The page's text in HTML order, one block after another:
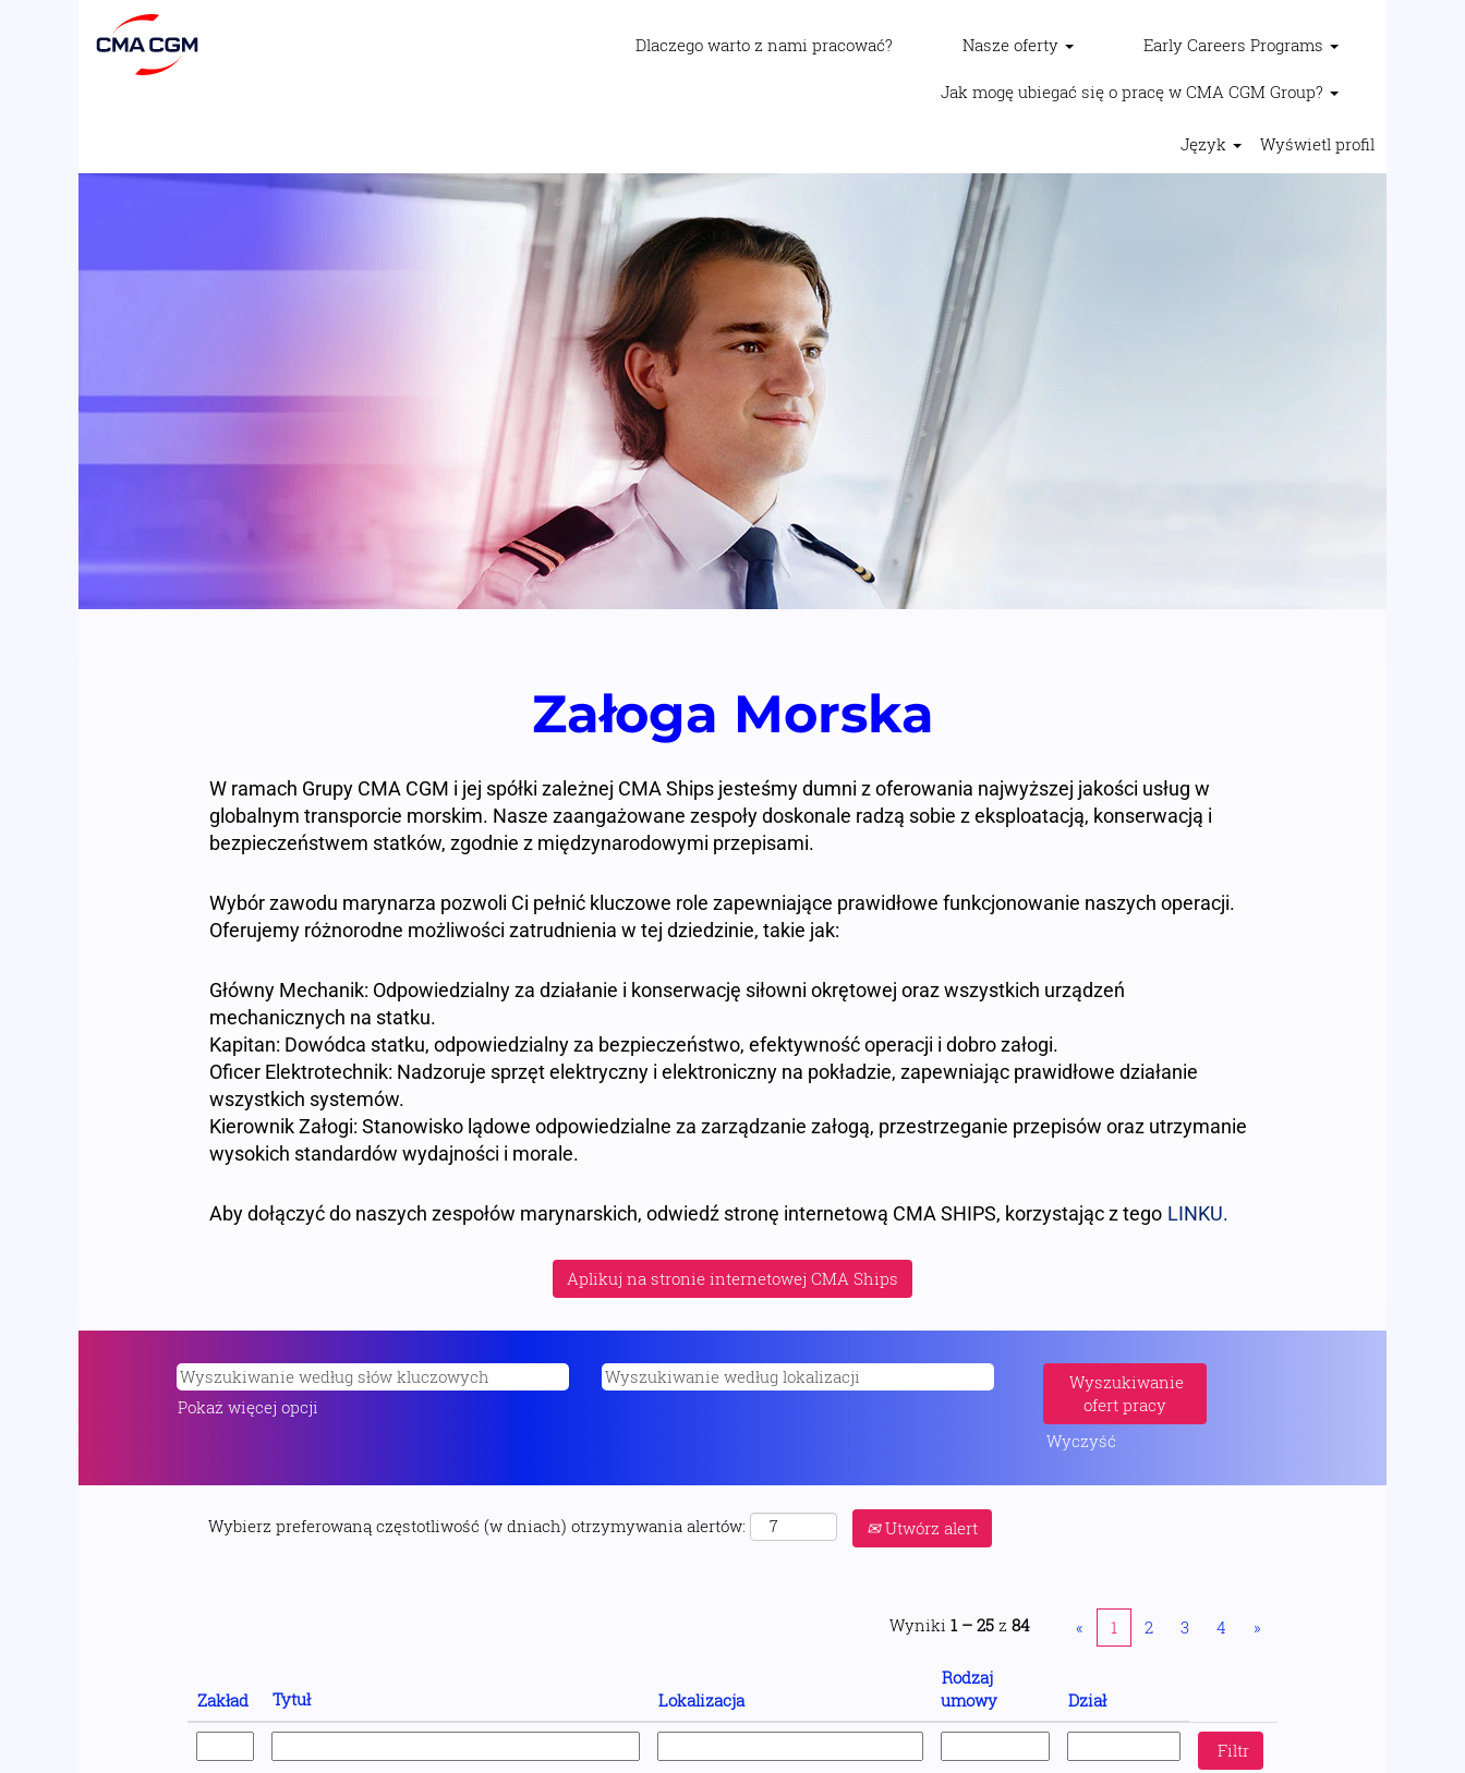
Dlaczego warto z nami pracować? Nasze oferty Early Careers Programs
Jak mogę ubiegać się o pracę w CMA CGM Group?
Język Wyświetl profil
Załoga
Załoga Morska
W ramach Grupy CMA CGM i jej spółki zależnej CMA Ships jesteśmy dumni z oferowania najwyższej jakości usług w
globalnym transporcie morskim. Nasze zaangażowane zespoły doskonale radzą sobie z eksploatacją, konserwacją i
bezpieczeństwem statków, zgodnie z międzynarodowymi przepisami.
Wybór zawodu marynarza pozwoli Ci pełnić kluczowe role zapewniające prawidłowe funkcjonowanie naszych operacji.
Oferujemy różnorodne możliwości zatrudnienia w tej dziedzinie, takie jak:
Główny Mechanik: Odpowiedzialny za działanie i konserwację siłowni okrętowej oraz wszystkich urządzeń
mechanicznych na statku.
Kapitan: Dowódca statku, odpowiedzialny za bezpieczeństwo, efektywność operacji i dobro załogi.
Oficer Elektrotechnik: Nadzoruje sprzęt elektryczny i elektroniczny na pokładzie, zapewniając prawidłowe działanie
wszystkich systemów.
Kierownik Załogi: Stanowisko lądowe odpowiedzialne za zarządzanie załogą, przestrzeganie przepisów oraz utrzymanie
wysokich standardów wydajności i morale.
Aby dołączyć do naszych zespołów marynarskich, odwiedź stronę internetową CMA SHIPS, korzystając z tego LINKU.
Aplikuj na stronie internetowej CMA Ships
Pokaż więcej opcji
Wyczyść
Wybierz preferowaną częstotliwość (w dniach) otrzymywania alertów: Utwórz alert
Wyniki 1 – 25 z 84 « 1 2 3 4 »
Zakład Tytuł Lokalizacja
Rodzaj
umowy
Dział